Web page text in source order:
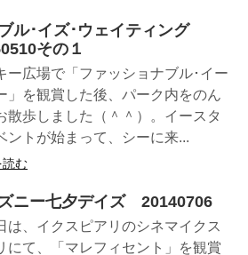
ル･イズ･ウェイティング
その１
ー広場で「ファッショナブル･イー
」を観賞した後、パーク内をのん
散歩しました（＾＾）。イースタ
ントが始まって、シーに来...
読む
ニー七夕デイズ 20140706
は、イクスピアリのシネマイクス
にて、「マレフィセント」を観賞